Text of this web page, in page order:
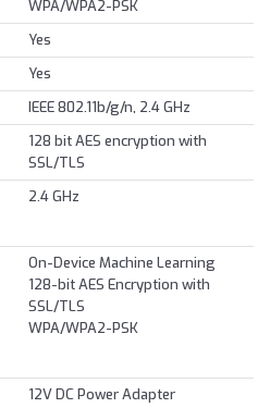
WPA/WPA2-PSK
Yes
Yes
IEEE 802.11b/g/n, 2.4 GHz
128 bit AES encryption with
SSL/TLS
2.4 GHz
On-Device Machine Learning
128-bit AES Encryption with
SSL/TLS
WPA/WPA2-PSK
12V DC Power Adapter